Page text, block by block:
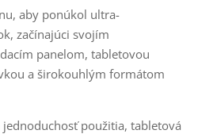
aby ponúkol ultra-
začínajúci svojím
panelom, tabletovou
a širokouhlým formátom
použitia, tabletová